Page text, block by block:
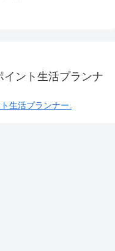
ント生活プランナ
生活プランナー.